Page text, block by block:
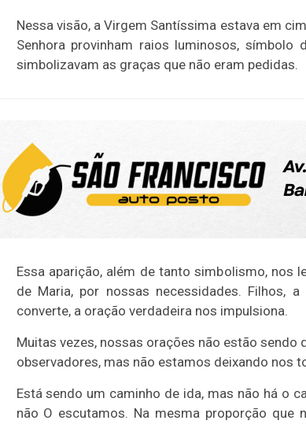
Nessa visão, a Virgem Santíssima estava em
Senhora provinham raios luminosos,
simbolizavam as graças que não eram pedidas.
Essa aparição, além de tanto simbolismo, nos
de Maria, por nossas necessidades. Filhos,
converte, a oração verdadeira nos impulsiona.
Muitas vezes, nossas orações não estão
observadores, mas não estamos deixando nos
Está sendo um caminho de ida, mas não há o
não O escutamos. Na mesma proporção